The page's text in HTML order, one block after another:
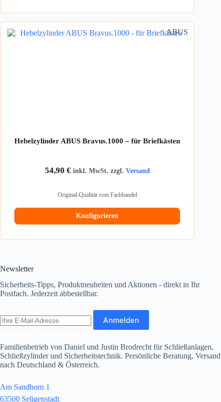
ABUS
Hebelzylinder ABUS Bravus.1000 – für Briefkästen
54,90 € inkl. MwSt. zzgl. Versand
Original-Qualität vom Fachhandel
Konfigurieren
Newsletter
Sicherheits-Tipps, Produktneuheiten und Aktionen - direkt in Ihr
Postfach. Jederzeit abbestellbar.
E-
Mail-
Anmelden
Familienbetrieb von Daniel und Justin Brodrecht für Schließanlagen,
Schließzylinder und Sicherheitstechnik. Persönliche Beratung, Versand
nach Deutschland & Österreich.
Am Sandborn 1
63500 Seligenstadt